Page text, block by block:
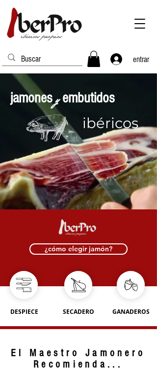
entrar
jamonesyembutidos
ibéricos
¿cómo elegir jamón?
DESPIECE SECADERO GANADEROS
El Maestro Jamonero
Recomienda...